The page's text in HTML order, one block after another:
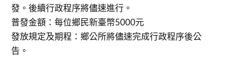
發。後續行政程序將儘速進行。
普發金額：每位鄉民新臺幣5000元
發放規定及期程：鄉公所將儘速完成行政程序後公
告。